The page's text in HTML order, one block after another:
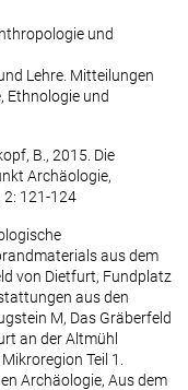
und
Lehre. Mitteilungen
Ethnologie und
B., 2015. Die
Archäologie,
2: 121-124
aus dem
von Dietfurt, Fundplatz
aus den
M, Das Gräberfeld
an der Altmühl
Teil 1.
Archäologie, Aus dem